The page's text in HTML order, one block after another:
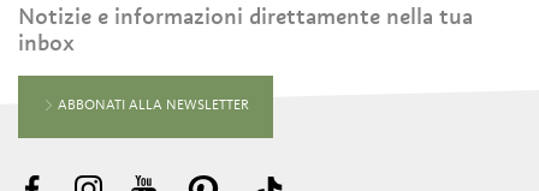
Notizie e informazioni direttamente nella tua
inbox
ABBONATI ALLA NEWSLETTER